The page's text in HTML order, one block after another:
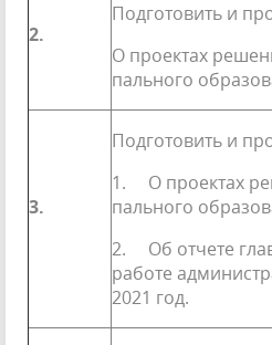
2.
Подготовить и
О проектах
пального
3.
Подготовить и
1. О проектах
пального
2. Об отчете
работе
2021 год.